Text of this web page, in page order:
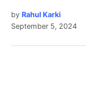
by Rahul Karki
September 5, 2024